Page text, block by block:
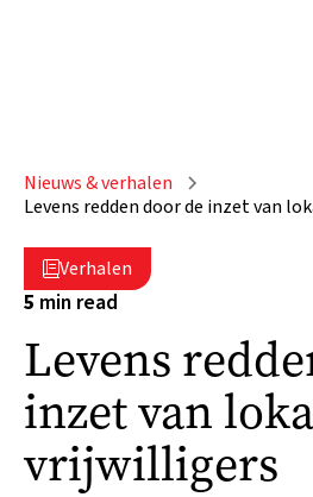
Nieuws & verhalen
Levens redden door de inzet van
Verhalen
5 min read
Levens
inzet van
vrijwilligers